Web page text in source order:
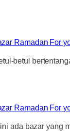
betul
ada bazar yang